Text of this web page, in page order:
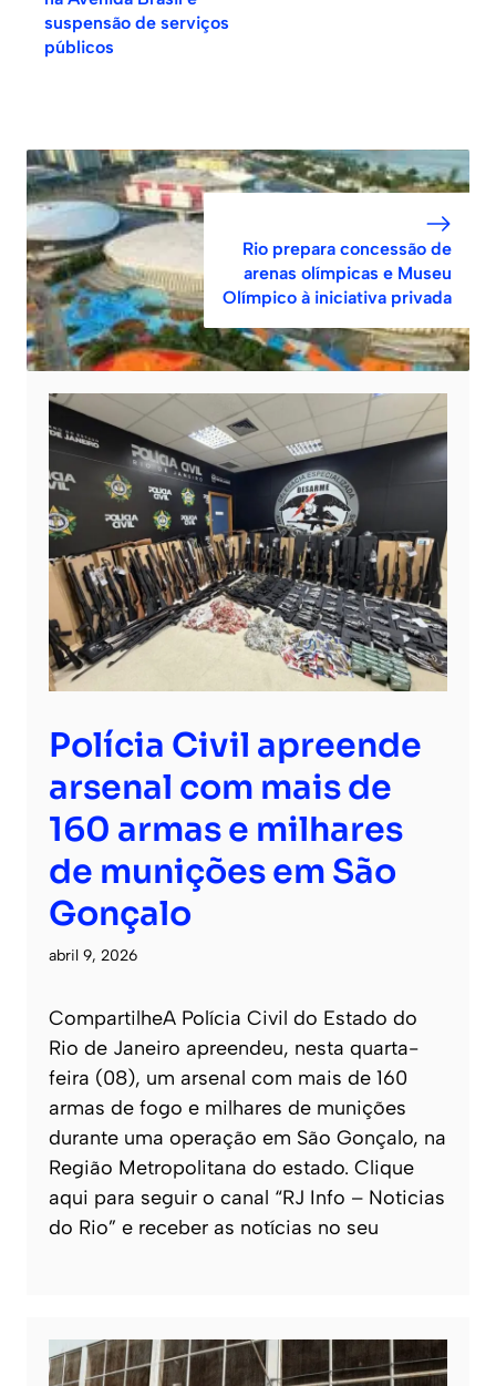
suspensão de serviços
públicos
Rio prepara concessão de
arenas olímpicas e Museu
Olímpico à iniciativa privada
Polícia Civil apreende
arsenal com mais de
160 armas e milhares
de munições em São
Gonçalo
abril 9, 2026
CompartilheA Polícia Civil do Estado do
Rio de Janeiro apreendeu, nesta quarta-
feira (08), um arsenal com mais de 160
armas de fogo e milhares de munições
durante uma operação em São Gonçalo, na
Região Metropolitana do estado. Clique
aqui para seguir o canal “RJ Info – Noticias
do Rio” e receber as notícias no seu